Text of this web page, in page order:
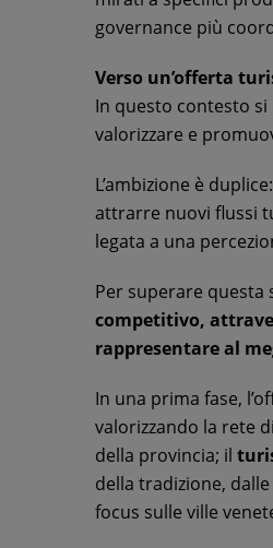
governance più
Verso un’offerta
In questo contesto si
valorizzare e
L’ambizione è
attrarre nuovi flussi
legata a una
Per superare questa
competitivo,
rappresentare al
In una prima fase,
valorizzando la rete
della provincia; il
della tradizione,
focus sulle ville